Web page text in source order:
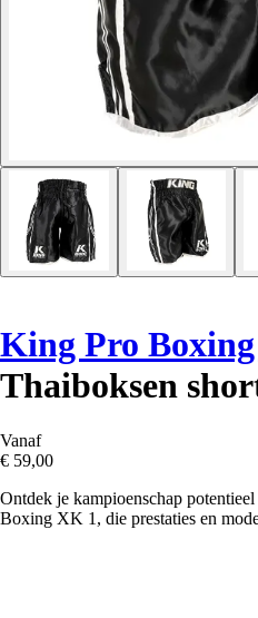
King Pro Boxing
Thaiboksen
Vanaf
€ 59,00
Ontdek je kampioenschap
Boxing XK 1, die prestaties en